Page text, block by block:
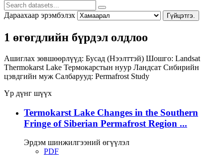
Дараахаар эрэмбэлэх Гүйцэтгэ.
1 өгөгдлийн бүрдэл олдлоо
Ашиглах зөвшөөрлүүд: Бусад (Нээлттэй) Шошго: Landsat
Thermokarst Lake Термокарстын нуур Ландсат Сибирийн
цэвдгийн муж Салбарууд: Permafrost Study
Үр дүнг шүүх
Termokarst Lake Changes in the Southern
Fringe of Siberian Permafrost Region ...
Эрдэм шинжилгээний өгүүлэл
PDF